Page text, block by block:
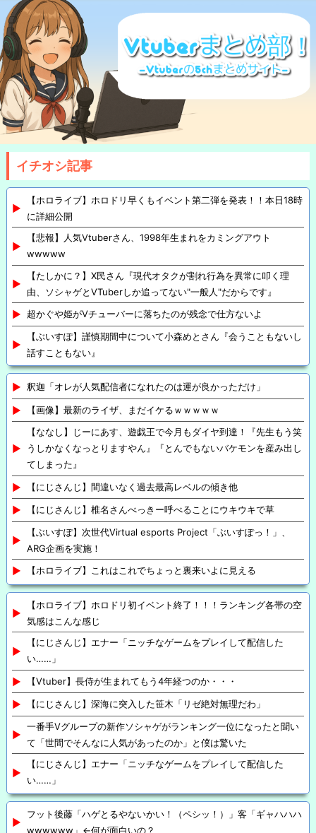
イチオシ記事
【ホロライブ】ホロドリ早くもイベント第二弾を発表！！本日18時
に詳細公開
【悲報】人気Vtuberさん、1998年生まれをカミングアウト
wwwww
【たしかに？】X民さん『現代オタクが割れ行為を異常に叩く理
由、ソシャゲとVTuberしか追ってない"一般人"だからです』
超かぐや姫がVチューバーに落ちたのが残念で仕方ないよ
【ぶいすぽ】謹慎期間中について小森めとさん『会うこともないし
話すこともない』
釈迦「オレが人気配信者になれたのは運が良かっただけ」
【画像】最新のライザ、まだイケるｗｗｗｗｗ
【ななし】じーにあす、遊戯王で今月もダイヤ到達！『先生もう笑
うしかなくなっとりますやん』『とんでもないバケモンを産み出し
てしまった』
【にじさんじ】間違いなく過去最高レベルの傾き他
【にじさんじ】椎名さんべっきー呼べることにウキウキで草
【ぶいすぽ】次世代Virtual esports Project「ぶいすぽっ！」、
ARG企画を実施！
【ホロライブ】これはこれでちょっと裏来いよに見える
【ホロライブ】ホロドリ初イベント終了！！！ランキング各帯の空
気感はこんな感じ
【にじさんじ】エナー「ニッチなゲームをプレイして配信した
い……」
【Vtuber】長侍が生まれてもう4年経つのか・・・
【にじさんじ】深海に突入した笹木「リゼ絶対無理だわ」
一番手Vグループの新作ソシャゲがランキング一位になったと聞い
て「世間でそんなに人気があったのか」と僕は驚いた
【にじさんじ】エナー「ニッチなゲームをプレイして配信した
い……」
フット後藤「ハゲとるやないかい！（ペシッ！）」客「ギャハハハ
wwwwww」←何が面白いの？